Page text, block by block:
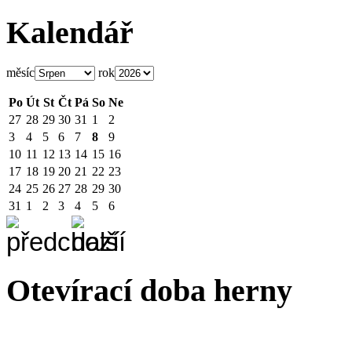
Kalendář
měsíc rok
Po Út St Čt Pá So Ne
27 28 29 30 31 1
2
3
4 5 6 7 8
9
10 11 12 13 14 15 16
17 18 19 20 21 22 23
24 25 26 27 28 29 30
31 1 2 3 4 5 6
Otevírací doba herny